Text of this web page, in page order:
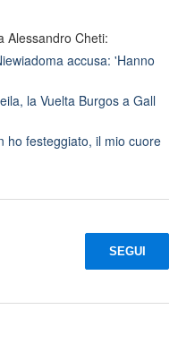
Alessandro Cheti:
accusa: 'Hanno
la Vuelta Burgos a Gall
ho festeggiato, il mio cuore
SEGUI